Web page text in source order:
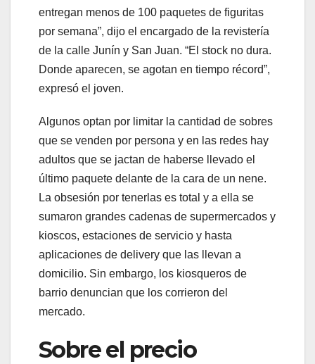
entregan menos de 100 paquetes de figuritas
por semana”, dijo el encargado de la revistería
de la calle Junín y San Juan. “El stock no dura.
Donde aparecen, se agotan en tiempo récord”,
expresó el joven.
Algunos optan por limitar la cantidad de sobres
que se venden por persona y en las redes hay
adultos que se jactan de haberse llevado el
último paquete delante de la cara de un nene.
La obsesión por tenerlas es total y a ella se
sumaron grandes cadenas de supermercados y
kioscos, estaciones de servicio y hasta
aplicaciones de delivery que las llevan a
domicilio. Sin embargo, los kiosqueros de
barrio denuncian que los corrieron del
mercado.
Sobre el precio